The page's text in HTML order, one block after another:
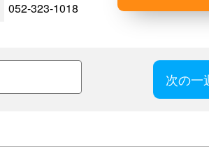
052-323-1018
次の一